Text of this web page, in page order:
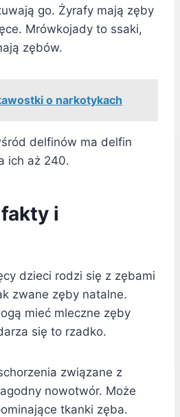
go. Żyrafy mają zęby
Mrówkojady to ssaki,
zębów.
o narkotykach
delfinów ma delfin
ich aż 240.
i
dzieci rodzi się z zębami
zwane zęby natalne.
mieć mleczne zęby
się to rzadko.
związane z
nowotwór. Może
tkanki zęba.